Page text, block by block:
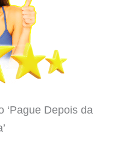
‘Pague Depois da